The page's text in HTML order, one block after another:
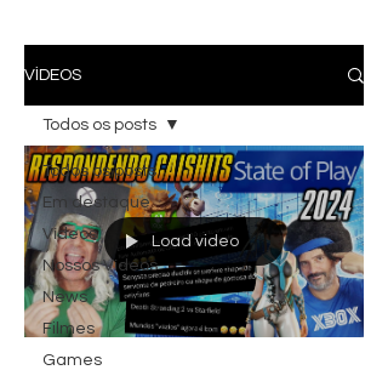
VÍDEOS
Todos os posts
Em destaque
Vídeos
Nossos Vídeos
News
Filmes
Games
Todos os posts
Load video